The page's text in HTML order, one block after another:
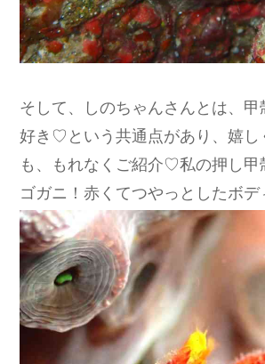
そして、しのちゃんさんとは、
好き♡という共通点があり、嬉し
も、もれなくご紹介♡私の押し甲
ゴガニ！赤くてつやっとしたボデ